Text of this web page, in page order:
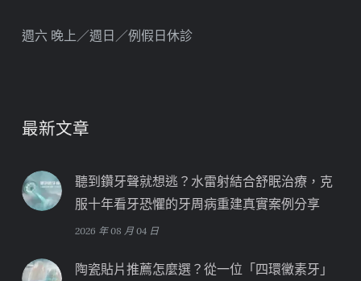
週六 晚上／週日／例假日休診
最新文章
聽到鑽牙聲就想逃？水雷射結合舒眠治療，克
服十年看牙恐懼的牙周病重建真實案例分享
2026 年 08 月 04 日
陶瓷貼片推薦怎麼選？從一位「四環黴素牙」